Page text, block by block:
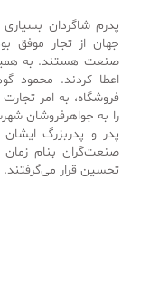
پدرم شاگردان
جهان از تجار موفق
صنعت هستند. به همین
اعطا کردند. محمود
فروشگاه، به امر
را به جواهرفروشان
پدر و پدربزرگ ایشان
صنعت‌گران بنام زمان
تحسین قرار می‌گرفتند.